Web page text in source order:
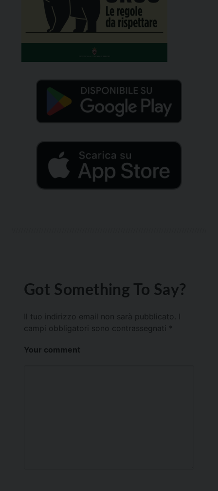
Got Something To Say?
Il tuo indirizzo email non sarà pubblicato.
campi obbligatori sono contrassegnati *
Your comment